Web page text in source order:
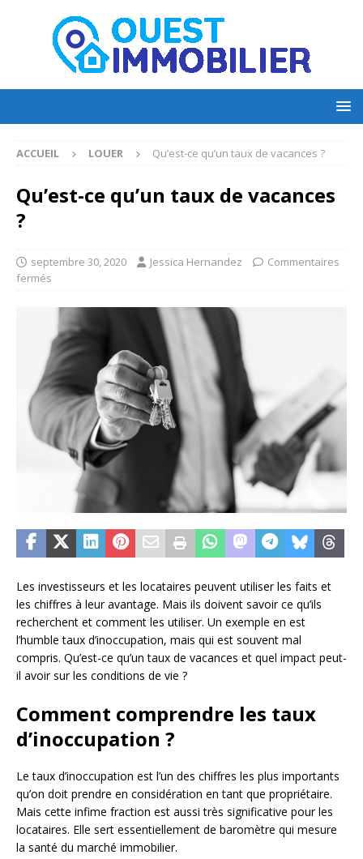
ACCUEIL LOUER Qu’est-ce qu’un taux de vacances ?
Qu’est-ce qu’un taux de vacances
?
septembre 30, 2020 Jessica Hernandez
Commentaires
fermés
Les investisseurs et les locataires peuvent utiliser les faits et
les chiffres à leur avantage. Mais ils doivent savoir ce qu’ils
recherchent et comment les utiliser. Un exemple en est
l’humble taux d’inoccupation, mais qui est souvent mal
compris. Qu’est-ce qu’un taux de vacances et quel impact peut-
il avoir sur les conditions de vie ?
Comment comprendre les taux
d’inoccupation ?
Le taux d’inoccupation est l’un des chiffres les plus importants
qu’on doit prendre en considération en tant que propriétaire.
Mais cette infime fraction est aussi très significative pour les
locataires. Elle sert essentiellement de baromètre qui mesure
la santé du marché immobilier.